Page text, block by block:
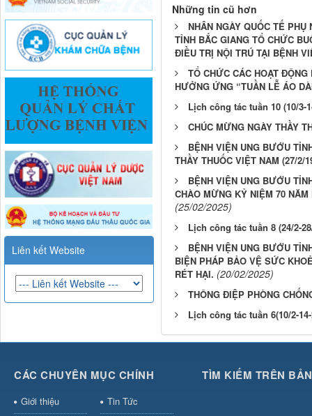
Những tin cũ hơn
NHÂN NGÀY QUỐC TẾ
TỈNH BẮC GIANG TỔ CHỨC
ĐIỀU TRỊ NỘI TRÚ TẠI BỆNH
TỔ CHỨC CÁC HOẠT
HƯỞNG ỨNG “TUẦN LỄ ÁO
Lịch công tác tuần 10 (10/3-
CHÚC MỪNG NGÀY THẦY
BỆNH VIỆN UNG BƯỚU
THẦY THUỐC VIỆT NAM (27/2/
BỆNH VIỆN UNG BƯỚU
CHÀO MỪNG KỶ NIỆM 70 NĂM
(25/02/2025)
Lịch công tác tuần 8 (24/2-
BỆNH VIỆN UNG BƯỚU
BIỆN PHÁP BẢO VỆ SỨC
RÉT HẠI. (20/02/2025)
THÔNG ĐIỆP PHÒNG
Lịch công tác tuần 6(10/2-
Liên kết Website
CÁC CHUYÊN MỤC CHÍNH
Giới thiệu
Tin Tức
TÌM KIẾM TRÊN